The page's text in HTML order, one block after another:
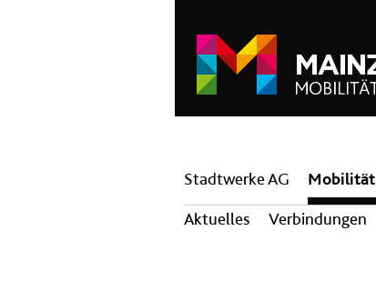
Hauptnavigation
Stadtwerke AG
Mobilität
Aktuelles
Verbindungen